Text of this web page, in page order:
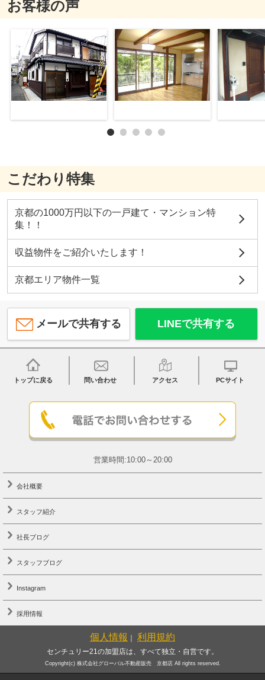
お客様の声
こだわり特集
京都の1000万円以下の一戸建て・マンション特
集！！
収益物件をご紹介いたします！
京都エリア物件一覧
メールで共有する LINEで共有する
トップに戻る 問い合わせ アクセス PCサイト
営業時間:10:00～20:00
会社概要
スタッフ紹介
社長ブログ
スタッフブログ
Instagram
採用情報
個人情報 ｜ 利用規約
センチュリー21の加盟店は、すべて独立・自営です。
Copyright(c) 株式会社グローバル不動産販売 京都店 All rights reserved.